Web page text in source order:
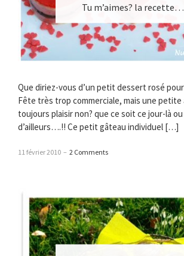
Tu m’aimes? la
Que diriez-vous d’un petit dessert rosé
Fête très trop commerciale, mais une
toujours plaisir non? que ce soit ce jour-là
d’ailleurs….!! Ce petit gâteau individuel […]
11 février 2010 – 2 Comments